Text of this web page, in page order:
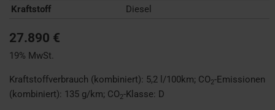
Kraftstoff
Diesel
27.890 €
19% MwSt.
Kraftstoffverbrauch (kombiniert): 5,2 l/100km; CO2-Emissionen
(kombiniert): 135 g/km; CO2-Klasse: D